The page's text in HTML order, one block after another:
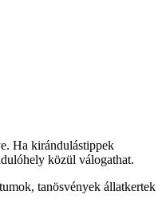
Ha kirándulástippek
közül válogathat.
tanösvények állatkertek